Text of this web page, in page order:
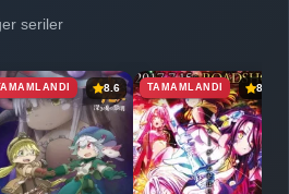
seriler
8.6 TAMAMLANDI 8.2